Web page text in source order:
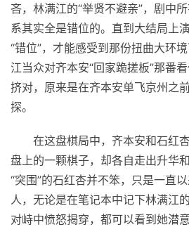
吝，林满江的“举贤不避亲”，剧中
系其实全是错位的。直到大结局上
“错位”，才能感受到那份扭曲大环
江当众对齐本安“回家跪搓板”那番
挤对，原来是在齐本安单飞京州之
探。
在这盘棋局中，齐本安和石红
盘上的一颗棋子，却各自走出升华
“突围”的石红杏并不笨，只是一直
人，无论是在笔记本中记下林满江
对峙中愤怒揭穿，都可以看到她潜